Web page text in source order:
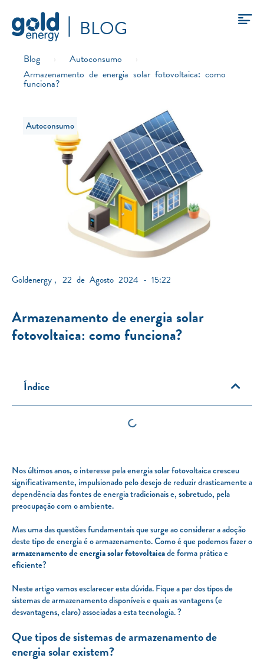
BLOG
Blog › Autoconsumo
›
Armazenamento de energia solar fotovoltaica: como
funciona?
Autoconsumo
Goldenergy 22 de Agosto 2024 - 15:22
Armazenamento de energia solar
fotovoltaica: como funciona?
Índice
Nos últimos anos, o interesse pela energia solar fotovoltaica cresceu
significativamente, impulsionado pelo desejo de reduzir drasticamente a
dependência das fontes de energia tradicionais e, sobretudo, pela
preocupação com o ambiente.
Mas uma das questões fundamentais que surge ao considerar a adoção
deste tipo de energia é o armazenamento. Como é que podemos fazer o
armazenamento de energia solar fotovoltaicade forma prática e
eficiente?
Neste artigo vamos esclarecer esta dúvida. Fique a par dos tipos de
sistemas de armazenamento disponíveis e quais as vantagens (e
desvantagens, claro) associadas a esta tecnologia. ?
Que tipos de sistemas de armazenamento de
energia solar existem?